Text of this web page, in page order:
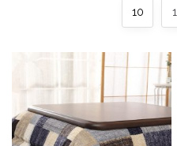
10